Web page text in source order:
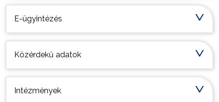
E-ügyintézés
Közérdekű adatok
Intézmények